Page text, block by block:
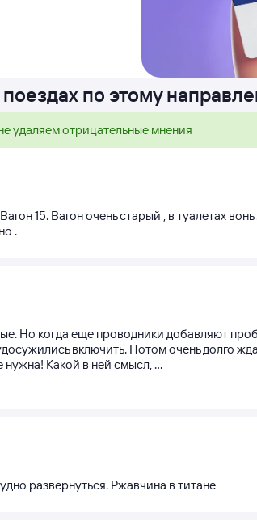
по этому
удаляем отрицательные мнения
15. Вагон очень старый , в туалетах
.
Но когда еще проводники добавляют
включить. Потом очень долго
Какой в ней смысл, ...
развернуться. Ржавчина в титане